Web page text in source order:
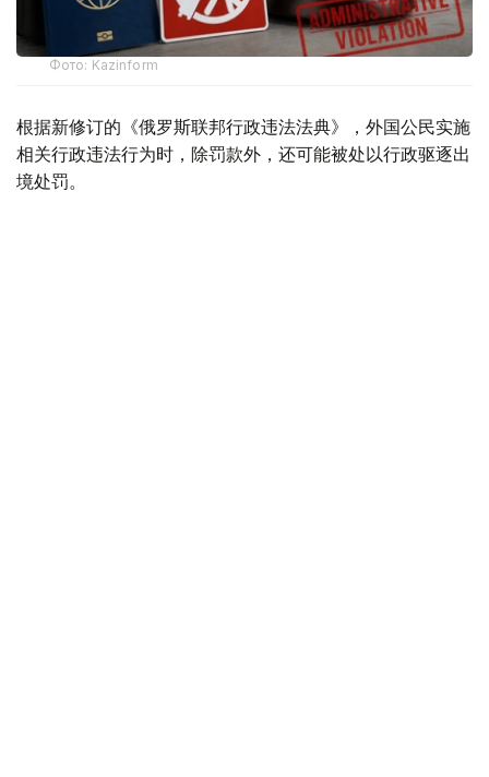
Фото: Kazinform
根据新修订的《俄罗斯联邦行政违法法典》，外国公民实施
相关行政违法行为时，除罚款外，还可能被处以行政驱逐出
境处罚。